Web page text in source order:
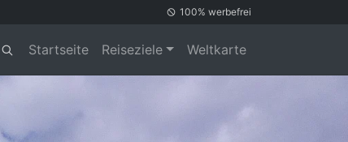
100% werbefrei
Startseite Reiseziele Weltkarte